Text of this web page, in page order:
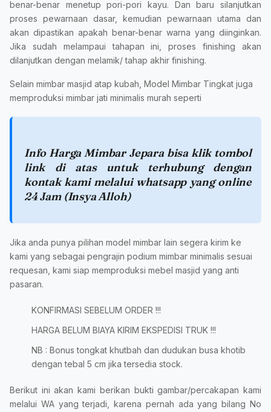
benar-benar menetup pori-pori kayu. Dan baru silanjutkan
proses pewarnaan dasar, kemudian pewarnaan utama dan
akan dipastikan apakah benar-benar warna yang diinginkan.
Jika sudah melampaui tahapan ini, proses finishing akan
dilanjutkan dengan melamik/ tahap akhir finishing.
Selain mimbar masjid atap kubah, Model Mimbar Tingkat juga
memproduksi mimbar jati minimalis murah seperti
Info Harga Mimbar Jepara bisa klik tombol
link di atas untuk terhubung dengan
kontak kami melalui whatsapp yang online
24 Jam (Insya Alloh)
Jika anda punya pilihan model mimbar lain segera kirim ke
kami yang sebagai pengrajin podium mimbar minimalis sesuai
requesan, kami siap memproduksi mebel masjid yang anti
pasaran.
KONFIRMASI SEBELUM ORDER !!!
HARGA BELUM BIAYA KIRIM EKSPEDISI TRUK !!!
NB : Bonus tongkat khutbah dan dudukan busa khotib
dengan tebal 5 cm jika tersedia stock.
Berikut ini akan kami berikan bukti gambar/percakapan kami
melalui WA yang terjadi, karena pernah ada yang bilang No